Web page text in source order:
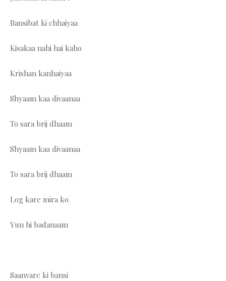
Bansibat ki chhaiyaa
Kisakaa nahi hai kaho
Krishan kanhaiyaa
Shyaam kaa divaanaa
To sara brij dhaam
Shyaam kaa divaanaa
To sara brij dhaam
Log kare mira ko
Yun hi badanaam
Saanvare ki bansi